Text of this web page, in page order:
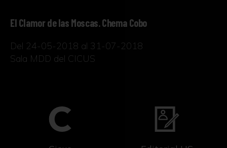
El Clamor de las Moscas. Chema Cobo
Del 24-05-2018 al 31-07-2018
Sala MDD del CICUS